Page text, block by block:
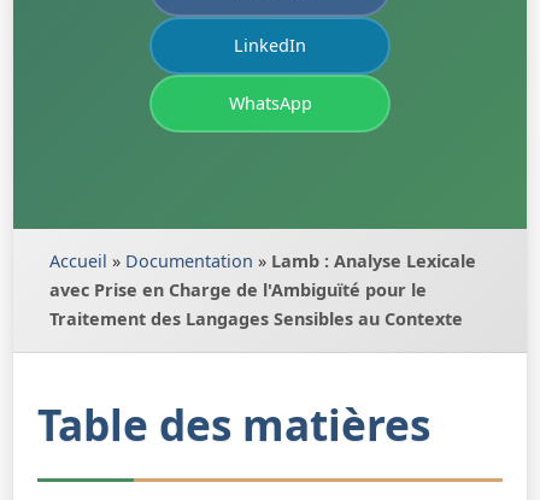
LinkedIn
WhatsApp
Accueil » Documentation » Lamb : Analyse Lexicale
avec Prise en Charge de l'Ambiguïté pour le
Traitement des Langages Sensibles au Contexte
Table des matières